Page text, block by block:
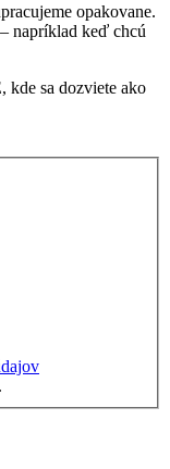
opakovane.
napríklad keď chcú
sa dozviete ako